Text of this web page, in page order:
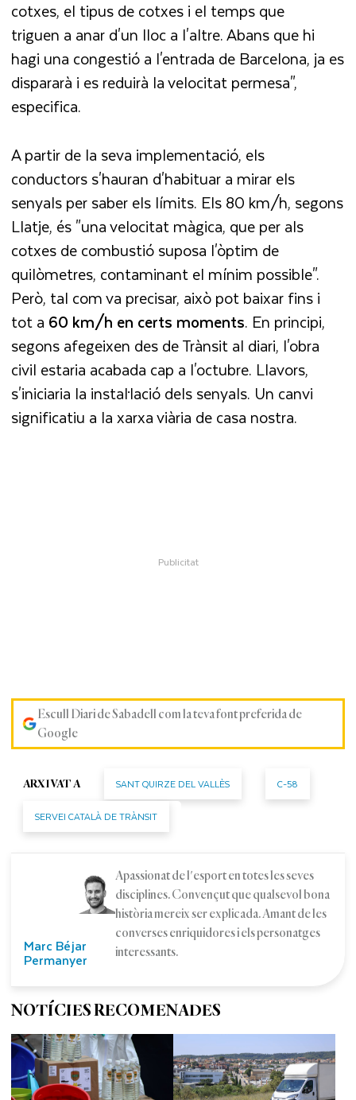
cotxes, el tipus de cotxes i el temps que
triguen a anar d'un lloc a l'altre. Abans que hi
hagi una congestió a l'entrada de Barcelona, ja es
dispararà i es reduirà la velocitat permesa",
especifica.
A partir de la seva implementació, els
conductors s'hauran d'habituar a mirar els
senyals per saber els límits. Els 80 km/h, segons
Llatje, és "una velocitat màgica, que per als
cotxes de combustió suposa l'òptim de
quilòmetres, contaminant el mínim possible".
Però, tal com va precisar, això pot baixar fins i
tot a 60 km/h en certs moments. En principi,
segons afegeixen des de Trànsit al diari, l'obra
civil estaria acabada cap a l'octubre. Llavors,
s'iniciaria la instal·lació dels senyals. Un canvi
significatiu a la xarxa viària de casa nostra.
Escull Diari de Sabadell com la teva font preferida de
Google
ARXIVAT A SANT QUIRZE DEL VALLÈS C-58
SERVEI CATALÀ DE TRÀNSIT
Marc Béjar
Permanyer
Apassionat de l'esport en totes les seves
disciplines. Convençut que qualsevol bona
història mereix ser explicada. Amant de les
converses enriquidores i els personatges
interessants.
NOTÍCIES RECOMENADES